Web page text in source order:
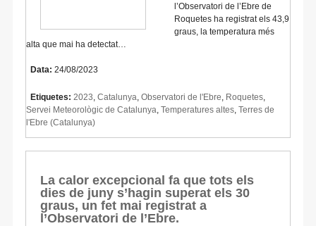
l’Observatori de l’Ebre de
Roquetes ha registrat els 43,9
graus, la temperatura més
alta que mai ha detectat…
Data: 24/08/2023
Etiquetes: 2023 Catalunya Observatori de l'Ebre Roquetes
Servei Meteorològic de Catalunya Temperatures altes Terres de
l'Ebre (Catalunya)
La calor excepcional fa que tots els
dies de juny s’hagin superat els 30
graus, un fet mai registrat a
l’Observatori de l’Ebre.